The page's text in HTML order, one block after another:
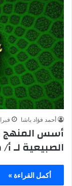
أحمد فؤاد باشا فبراير 1,
أسس المنهج
الصبيعية لـ
أكمل القراءة »